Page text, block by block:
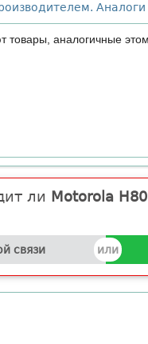
ли Motorola
связи